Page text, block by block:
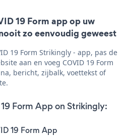
19 Form app op uw
zo eenvoudig geweest
19 Form Strikingly - app, pas de
aan en voeg COVID 19 Form
bericht, zijbalk, voettekst of
Form App on Strikingly:
19 Form App